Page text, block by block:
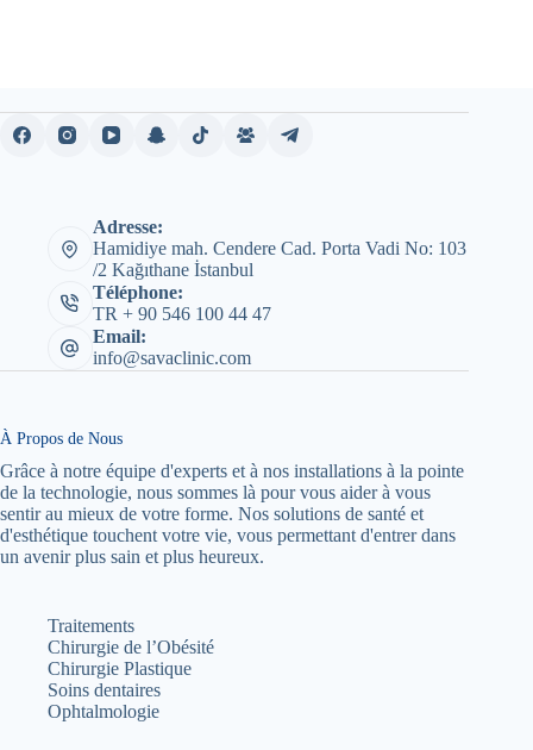
Adresse:
Hamidiye mah. Cendere Cad. Porta Vadi No: 103
/2 Kağıthane İstanbul
Téléphone:
TR + 90 546 100 44 47
Email:
info@savaclinic.com
À Propos de Nous
Grâce à notre équipe d'experts et à nos installations à la pointe
de la technologie, nous sommes là pour vous aider à vous
sentir au mieux de votre forme. Nos solutions de santé et
d'esthétique touchent votre vie, vous permettant d'entrer dans
un avenir plus sain et plus heureux.
Traitements
Chirurgie de l’Obésité
Chirurgie Plastique
Soins dentaires
Ophtalmologie